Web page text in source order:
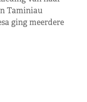
Taminiau
ging meerdere